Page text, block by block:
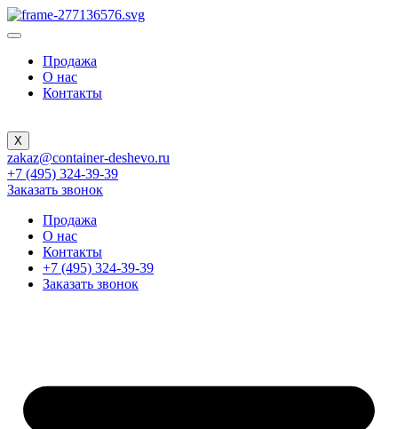
Продажа
О нас
Контакты
X
zakaz@container-deshevo.ru
+7 (495) 324-39-39
Заказать звонок
Продажа
О нас
Контакты
+7 (495) 324-39-39
Заказать звонок